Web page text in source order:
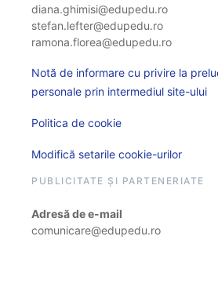
diana.ghimisi@edupedu.ro
stefan.lefter@edupedu.ro
ramona.florea@edupedu.ro
Notă de informare cu privire la
personale prin intermediul site-ului
Politica de cookie
Modifică setarile cookie-urilor
PUBLICITATE ȘI PARTENERIATE
Adresă de e-mail
comunicare@edupedu.ro